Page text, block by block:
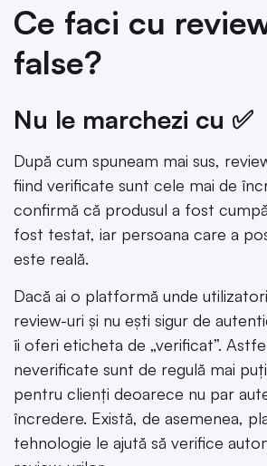
Ce faci cu
false?
Nu le marchezi cu ✅
După cum spuneam mai sus,
fiind verificate sunt cele mai de
confirmă că produsul a fost
fost testat, iar persoana care a
este reală.
Dacă ai o platformă unde
review-uri și nu ești sigur de
îi oferi eticheta de „verificat”.
neverificate sunt de regulă mai
pentru clienți deoarece nu par
încredere. Există, de asemenea,
tehnologie le ajută să verifice